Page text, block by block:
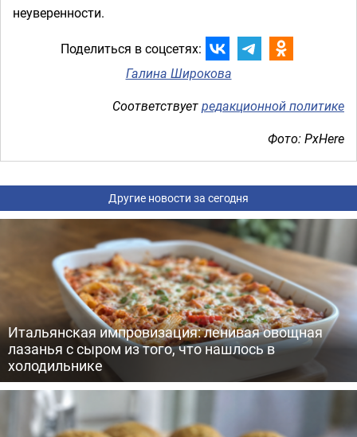
неуверенности.
Поделиться в соцсетях:
Галина Широкова
Соответствуетредакционной политике
Фото: PxHere
Другие новости за сегодня
Итальянская импровизация: ленивая овощная
лазанья с сыром из того, что нашлось в
холодильнике